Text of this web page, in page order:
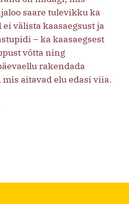
saare tulevikku ka
välista kaasaegsust ja
– ka kaasaegsest
võtta ning
rakendada
aitavad elu edasi viia.